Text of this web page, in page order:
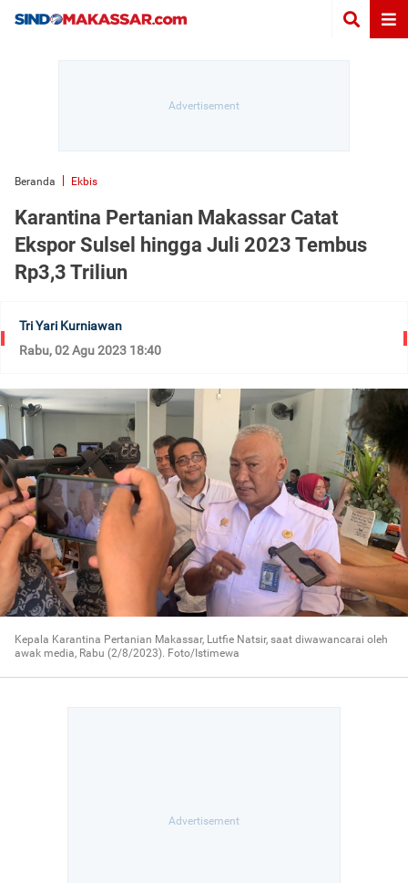
Beranda Ekbis
Karantina Pertanian Makassar Catat
Ekspor Sulsel hingga Juli 2023 Tembus
Rp3,3 Triliun
Tri Yari Kurniawan
Rabu, 02 Agu 2023 18:40
Kepala Karantina Pertanian Makassar, Lutfie Natsir, saat diwawancarai oleh
awak media, Rabu (2/8/2023). Foto/Istimewa